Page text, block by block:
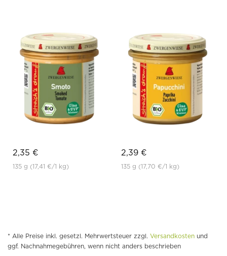
2,35 €
135 g (17,41 €/1 kg)
2,39 €
135 g (17,70 €/1 kg)
* Alle Preise inkl. gesetzl. Mehrwertsteuer zzgl. Versandkosten und
ggf. Nachnahmegebühren, wenn nicht anders beschrieben